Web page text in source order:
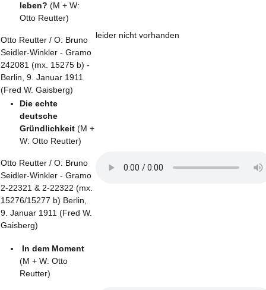
leben? (M + W:
Otto Reutter)
Otto Reutter / O: Bruno
Seidler-Winkler - Gramo
242081 (mx. 15275 b) -
Berlin, 9. Januar 1911
(Fred W. Gaisberg)
leider nicht vorhanden
Die echte
deutsche
Gründlichkeit (M +
W: Otto Reutter)
Otto Reutter / O: Bruno
Seidler-Winkler - Gramo
2-22321 & 2-22322 (mx.
15276/15277 b) Berlin,
9. Januar 1911 (Fred W.
Gaisberg)
In dem Moment
(M + W: Otto
Reutter)